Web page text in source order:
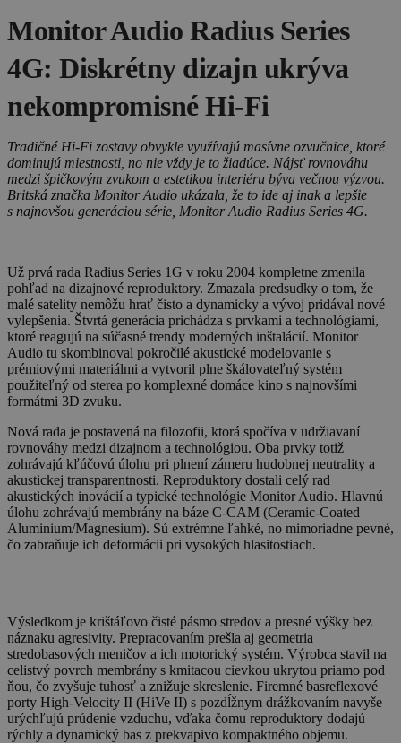
Monitor Audio Radius Series
4G: Diskrétny dizajn ukrýva
nekompromisné Hi-Fi
Tradičné Hi-Fi zostavy obvykle využívajú masívne ozvučnice, ktoré
dominujú miestnosti, no nie vždy je to žiadúce. Nájsť rovnováhu
medzi špičkovým zvukom a estetikou interiéru býva večnou výzvou.
Britská značka Monitor Audio ukázala, že to ide aj inak a lepšie
s najnovšou generáciou série, Monitor Audio Radius Series 4G.
Už prvá rada Radius Series 1G v roku 2004 kompletne zmenila
pohľad na dizajnové reproduktory. Zmazala predsudky o tom, že
malé satelity nemôžu hrať čisto a dynamicky a vývoj pridával nové
vylepšenia. Štvrtá generácia prichádza s prvkami a technológiami,
ktoré reagujú na súčasné trendy moderných inštalácií. Monitor
Audio tu skombinoval pokročilé akustické modelovanie s
prémiovými materiálmi a vytvoril plne škálovateľný systém
použiteľný od sterea po komplexné domáce kino s najnovšími
formátmi 3D zvuku.
Nová rada je postavená na filozofii, ktorá spočíva v udržiavaní
rovnováhy medzi dizajnom a technológiou. Oba prvky totiž
zohrávajú kľúčovú úlohu pri plnení zámeru hudobnej neutrality a
akustickej transparentnosti. Reproduktory dostali celý rad
akustických inovácií a typické technológie Monitor Audio. Hlavnú
úlohu zohrávajú membrány na báze C-CAM (Ceramic-Coated
Aluminium/Magnesium). Sú extrémne ľahké, no mimoriadne pevné,
čo zabraňuje ich deformácii pri vysokých hlasitostiach.
Výsledkom je krištáľovo čisté pásmo stredov a presné výšky bez
náznaku agresivity. Prepracovaním prešla aj geometria
stredobasových meničov a ich motorický systém. Výrobca stavil na
celistvý povrch membrány s kmitacou cievkou ukrytou priamo pod
ňou, čo zvyšuje tuhosť a znižuje skreslenie. Firemné basreflexové
porty High-Velocity II (HiVe II) s pozdĺžnym drážkovaním navyše
urýchľujú prúdenie vzduchu, vďaka čomu reproduktory dodajú
rýchly a dynamický bas z prekvapivo kompaktného objemu.